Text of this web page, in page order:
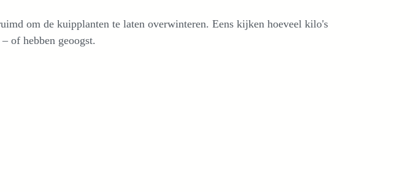
om de kuipplanten te laten overwinteren. Eens kijken hoeveel kilo's
of hebben geoogst.